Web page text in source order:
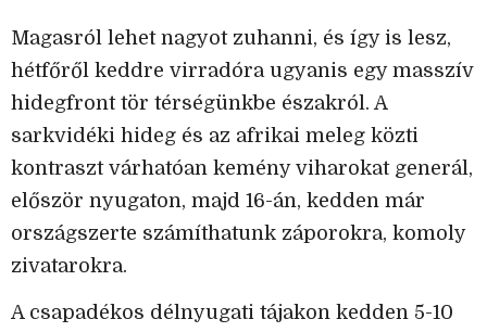
Magasról lehet nagyot zuhanni, és így is lesz,
hétfőről keddre virradóra ugyanis egy masszív
hidegfront tör térségünkbe északról. A
sarkvidéki hideg és az afrikai meleg közti
kontraszt várhatóan kemény viharokat generál,
először nyugaton, majd 16-án, kedden már
országszerte számíthatunk záporokra, komoly
zivatarokra.
A csapadékos délnyugati tájakon kedden 5-10